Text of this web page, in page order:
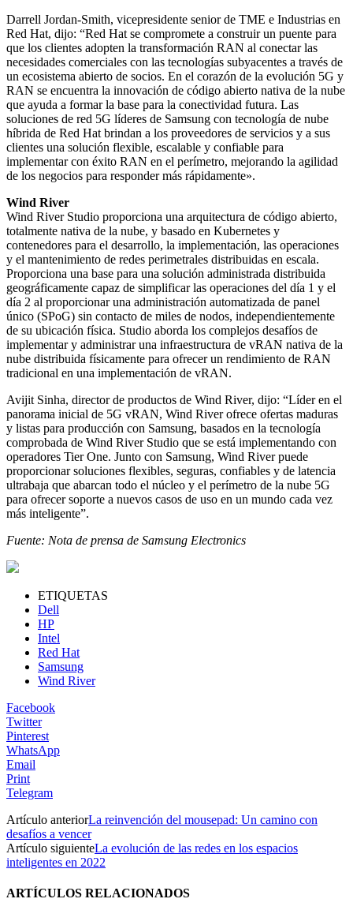
Darrell Jordan-Smith, vicepresidente senior de TME e Industrias en
Red Hat, dijo: “Red Hat se compromete a construir un puente para
que los clientes adopten la transformación RAN al conectar las
necesidades comerciales con las tecnologías subyacentes a través de
un ecosistema abierto de socios. En el corazón de la evolución 5G y
RAN se encuentra la innovación de código abierto nativa de la nube
que ayuda a formar la base para la conectividad futura. Las
soluciones de red 5G líderes de Samsung con tecnología de nube
híbrida de Red Hat brindan a los proveedores de servicios y a sus
clientes una solución flexible, escalable y confiable para
implementar con éxito RAN en el perímetro, mejorando la agilidad
de los negocios para responder más rápidamente».
Wind River
Wind River Studio proporciona una arquitectura de código abierto,
totalmente nativa de la nube, y basado en Kubernetes y
contenedores para el desarrollo, la implementación, las operaciones
y el mantenimiento de redes perimetrales distribuidas en escala.
Proporciona una base para una solución administrada distribuida
geográficamente capaz de simplificar las operaciones del día 1 y el
día 2 al proporcionar una administración automatizada de panel
único (SPoG) sin contacto de miles de nodos, independientemente
de su ubicación física. Studio aborda los complejos desafíos de
implementar y administrar una infraestructura de vRAN nativa de la
nube distribuida físicamente para ofrecer un rendimiento de RAN
tradicional en una implementación de vRAN.
Avijit Sinha, director de productos de Wind River, dijo: “Líder en el
panorama inicial de 5G vRAN, Wind River ofrece ofertas maduras
y listas para producción con Samsung, basados en la tecnología
comprobada de Wind River Studio que se está implementando con
operadores Tier One. Junto con Samsung, Wind River puede
proporcionar soluciones flexibles, seguras, confiables y de latencia
ultrabaja que abarcan todo el núcleo y el perímetro de la nube 5G
para ofrecer soporte a nuevos casos de uso en un mundo cada vez
más inteligente”.
Fuente: Nota de prensa de Samsung Electronics
ETIQUETAS
Dell
HP
Intel
Red Hat
Samsung
Wind River
Facebook
Twitter
Pinterest
WhatsApp
Email
Print
Telegram
Artículo anteriorLa reinvención del mousepad: Un camino con
desafíos a vencer
Artículo siguienteLa evolución de las redes en los espacios
inteligentes en 2022
ARTÍCULOS RELACIONADOS